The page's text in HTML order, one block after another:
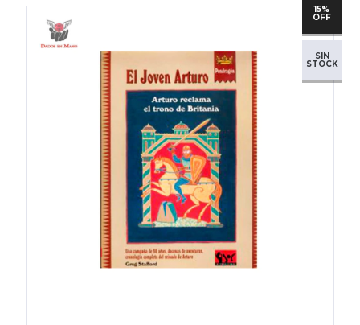
15%
OFF
SIN
STOCK